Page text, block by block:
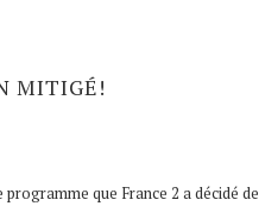
MITIGÉ!
que France 2 a décidé de